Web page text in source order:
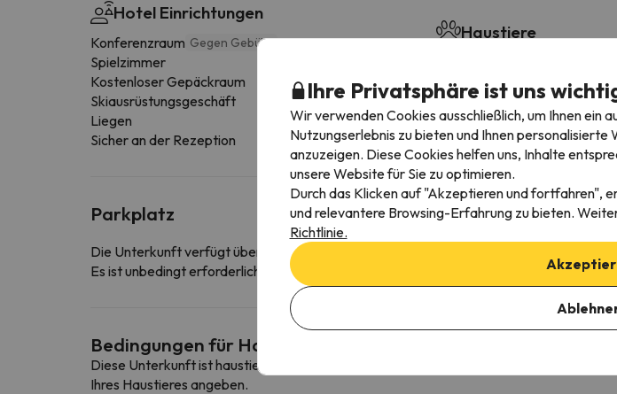
Hotel Einrichtungen
Konferenzraum Gegen Gebühr
Spielzimmer
Kostenloser Gepäckraum
Skiausrüstungsgeschäft
Liegen
Sicher an der Rezeption
Haustiere
Skischrank
Skischränke gegen Gebühr
Parkplatz
Die Unterkunft verfügt über einen überdachten Parkplatz mit Aufpreis
Es ist unbedingt erforderlich, den Parkplatz im Voraus zu reservieren, indem Sie sich
Bedingungen für Haustiere
Diese Unterkunft ist haustierfreundlich. Um die Bedingungen einzusehen, senden Sie
Ihres Haustieres angeben.
Ihre Privatsphäre ist uns
Wir verwenden Cookies ausschließlich, um Ihnen ein
Nutzungserlebnis zu bieten und Ihnen personalisierte
anzuzeigen. Diese Cookies helfen uns, Inhalte
unsere Website für Sie zu optimieren.
Durch das Klicken auf "Akzeptieren und fortfahren",
und relevantere Browsing-Erfahrung zu bieten.
Richtlinie.